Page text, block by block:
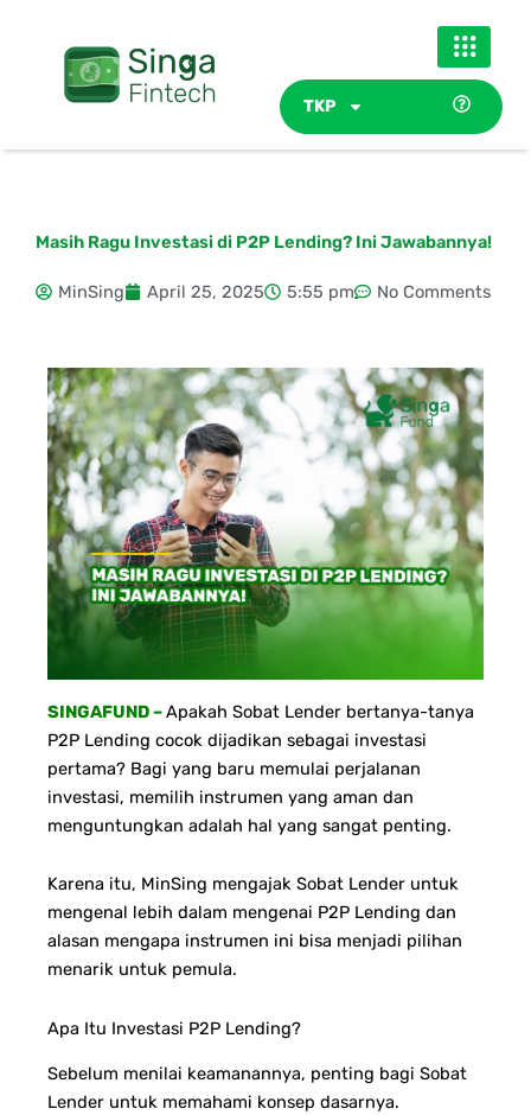
TKP
Masih Ragu Investasi di P2P Lending? Ini Jawabannya!
MinSing April 25, 2025 5:55 pm No Comments
SINGAFUND –Apakah Sobat Lender bertanya-tanya
P2P Lending cocok dijadikan sebagai investasi
pertama? Bagi yang baru memulai perjalanan
investasi, memilih instrumen yang aman dan
menguntungkan adalah hal yang sangat penting.
Karena itu, MinSing mengajak Sobat Lender untuk
mengenal lebih dalam mengenai P2P Lending dan
alasan mengapa instrumen ini bisa menjadi pilihan
menarik untuk pemula.
Apa Itu Investasi P2P Lending?
Sebelum menilai keamanannya, penting bagi Sobat
Lender untuk memahami konsep dasarnya.